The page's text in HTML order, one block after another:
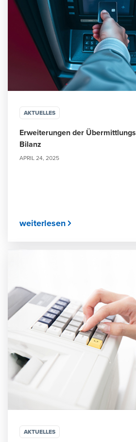
AKTUELLES
Erweiterungen der
Bilanz
APRIL 24, 2025
weiterlesen
AKTUELLES